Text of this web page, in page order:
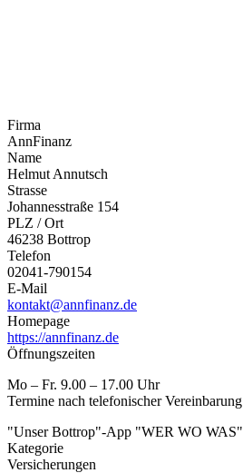
Firma
AnnFinanz
Name
Helmut Annutsch
Strasse
Johannesstraße 154
PLZ / Ort
46238 Bottrop
Telefon
02041-790154
E-Mail
kontakt@annfinanz.de
Homepage
https://annfinanz.de
Öffnungszeiten
Mo – Fr. 9.00 – 17.00 Uhr
Termine nach telefonischer Vereinbarung
"Unser Bottrop"-App "WER WO WAS"
Kategorie
Versicherungen